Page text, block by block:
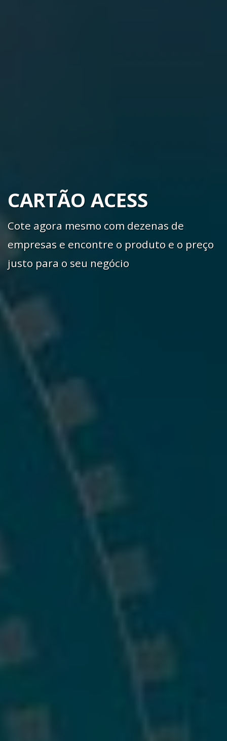
CARTÃO ACESS
Cote agora mesmo com dezenas de
empresas e encontre o produto e o preço
justo para o seu negócio